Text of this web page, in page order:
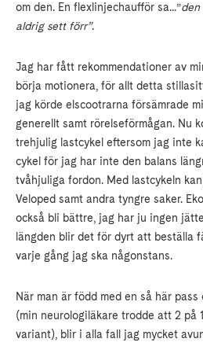
om den. En flexlinjechaufför sa...”den
aldrig sett förr”.
Jag har fått rekommendationer av
börja motionera, för allt detta
jag körde elscootrarna försämrade
generellt samt rörelseförmågan. Nu
trehjulig lastcykel eftersom jag inte
cykel för jag har inte den balans
tvåhjuliga fordon. Med lastcykeln
Veloped samt andra tyngre saker.
också bli bättre, jag har ju ingen
längden blir det för dyrt att beställa
varje gång jag ska någonstans.
När man är född med en så här
(min neurologiläkare trodde att 2 på
variant), blir i alla fall jag mycket